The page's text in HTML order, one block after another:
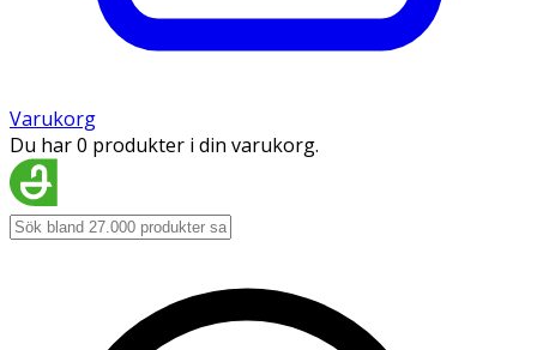
Varukorg
Du har 0 produkter i din varukorg.